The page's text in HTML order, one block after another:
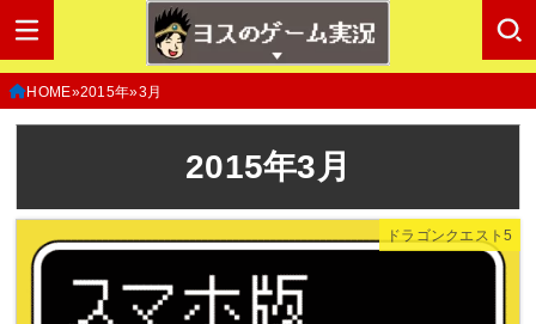
HOME 2015年 3月
2015年3月
ドラゴンクエスト5